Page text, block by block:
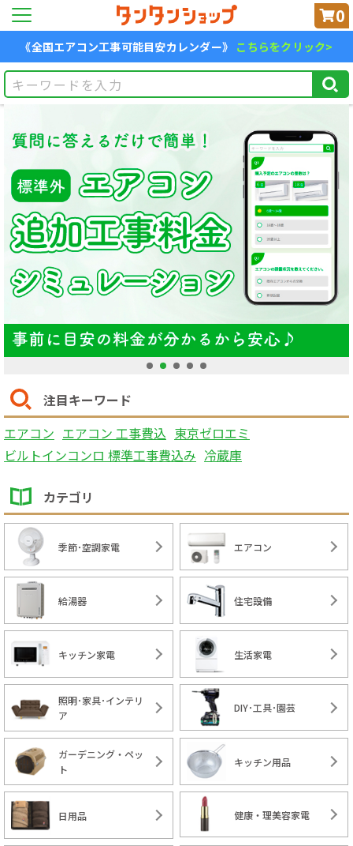
0
《全国エアコン工事可能目安カレンダー》 こちらをクリック>
1 2 3 4 5
注目キーワード
エアコン エアコン 工事費込 東京ゼロエミ
ビルトインコンロ 標準工事費込み 冷蔵庫
カテゴリ
季節･空調家電 エアコン
給湯器 住宅設備
キッチン家電 生活家電
照明･家具･インテリ
ア
DIY･工具･園芸
ガーデニング・ペッ
ト
キッチン用品
日用品 健康・理美容家電